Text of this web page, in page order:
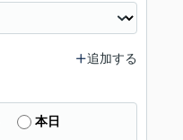
追加する
本日